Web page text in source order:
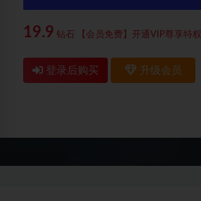
19.9 钻石 【会员免费】开通VIP尊享特权
登录后购买 升级会员